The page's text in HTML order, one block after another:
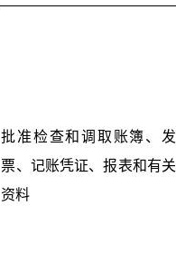
批准检查和调取账簿、发
票、记账凭证、报表和有关
资料